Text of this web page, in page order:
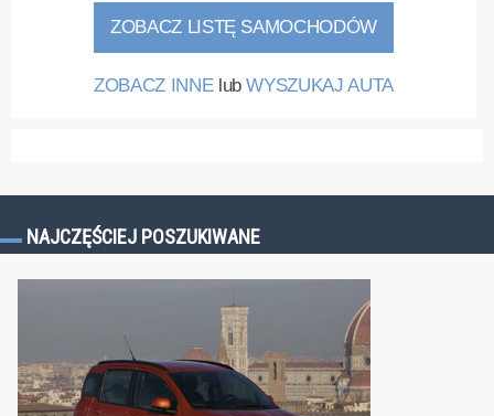
ZOBACZ LISTĘ SAMOCHODÓW
ZOBACZ INNElubWYSZUKAJ AUTA
NAJCZĘŚCIEJ POSZUKIWANE